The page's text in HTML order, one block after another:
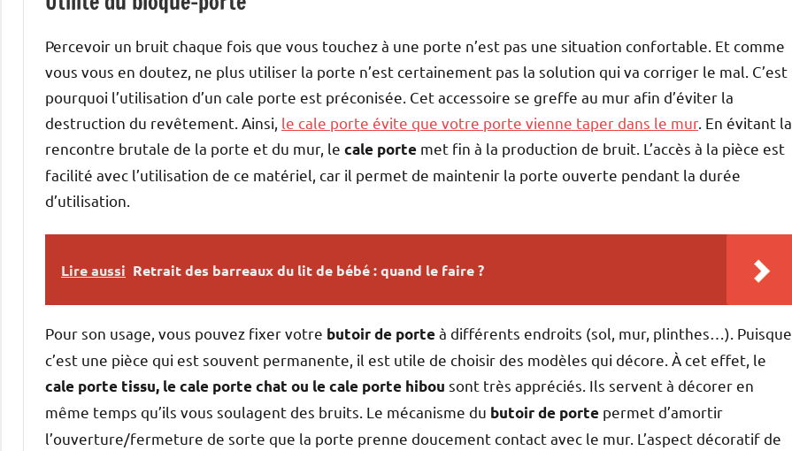
Percevoir un bruit chaque fois que vous touchez à une porte n’est pas une situation confortable. Et comme
vous vous en doutez, ne plus utiliser la porte n’est certainement pas la solution qui va corriger le mal. C’est
pourquoi l’utilisation d’un cale porte est préconisée. Cet accessoire se greffe au mur afin d’éviter la
destruction du revêtement. Ainsi, le cale porte évite que votre porte vienne taper dans le mur. En évitant la
rencontre brutale de la porte et du mur, le cale porte met fin à la production de bruit. L’accès à la pièce est
facilité avec l’utilisation de ce matériel, car il permet de maintenir la porte ouverte pendant la durée
d’utilisation.
Lire aussi Retrait des barreaux du lit de bébé : quand le faire ?
Pour son usage, vous pouvez fixer votre butoir de porteà différents endroits (sol, mur, plinthes…). Puisque
c’est une pièce qui est souvent permanente, il est utile de choisir des modèles qui décore. À cet effet, le
cale porte tissu, le cale porte chat ou le cale porte hibou sont très appréciés. Ils servent à décorer en
même temps qu’ils vous soulagent des bruits. Le mécanisme du butoir de porte permet d’amortir
l’ouverture/fermeture de sorte que la porte prenne doucement contact avec le mur. L’aspect décoratif de